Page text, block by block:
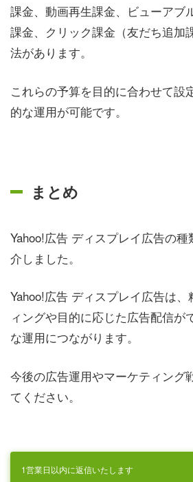
課金、動画再生課金、ビューアブ
課金、クリック課金（友だち追加
法があります。
これらの予算を目的に合わせて設
的な運用が可能です。
まとめ
Yahoo!広告 ディスプレイ広告の
介しました。
Yahoo!広告 ディスプレイ広告は
ィングや目的に応じた広告配信が
な運用につながります。
今後の広告運用やマーケティング
てください。
1営業日以内に返信いたします